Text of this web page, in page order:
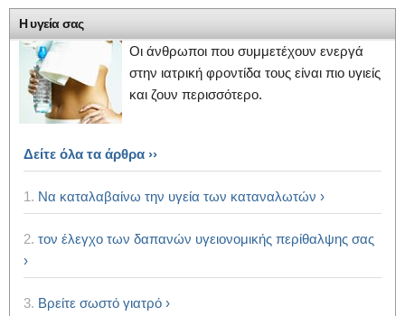
Η υγεία σας
Οι άνθρωποι που συμμετέχουν ενεργά
στην ιατρική φροντίδα τους είναι πιο υγιείς
και ζουν περισσότερο.
Δείτε όλα τα άρθρα ››
1. Να καταλαβαίνω την υγεία των καταναλωτών ›
2. τον έλεγχο των δαπανών υγειονομικής περίθαλψης σας
›
3. Βρείτε σωστό γιατρό ›